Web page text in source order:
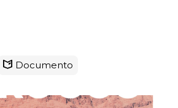
Documento